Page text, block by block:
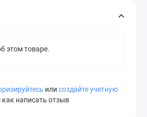
этом товаре.
или создайте учетную
как написать отзыв